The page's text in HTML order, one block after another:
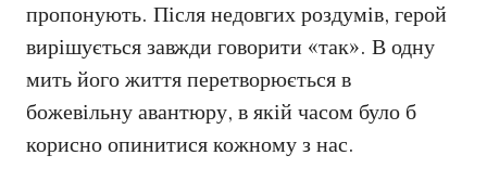
пропонують. Після недовгих роздумів, герой
вирішується завжди говорити «так». В одну
мить його життя перетворюється в
божевільну авантюру, в якій часом було б
корисно опинитися кожному з нас.